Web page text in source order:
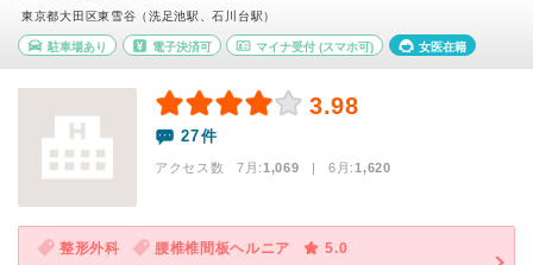
東京都大田区東雪谷（洗足池駅、石川台駅）
駐車場あり 電子決済可 マイナ受付 (スマホ可) 女医在籍
3.98
27件
アクセス数 7月:1,069 | 6月:1,620
整形外科 腰椎椎間板ヘルニア
5.0